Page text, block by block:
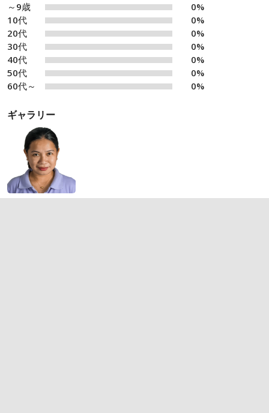
～9歳
0%
10代
0%
20代
0%
30代
0%
40代
0%
50代
0%
60代～
0%
ギャラリー